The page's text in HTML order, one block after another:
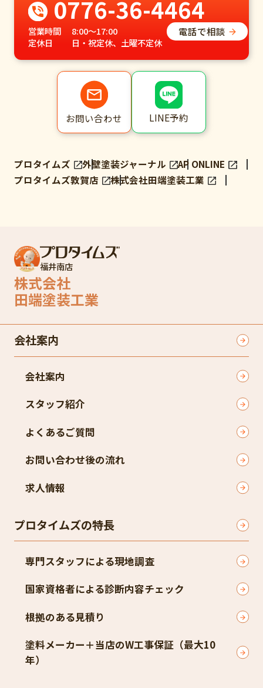
0776-36-4464
営業時間
8:00～17:00
定休日
日・祝定休、土曜不定休
電話で相談
お問い合わせ LINE予約
プロタイムズ 外壁塗装ジャーナル
AP ONLINE
プロタイムズ敦賀店
株式会社田端塗装工業
福井南店
株式会社
田端塗装工業
会社案内
会社案内
スタッフ紹介​
よくあるご質問​
お問い合わせ後の流れ​
求人情報
プロタイムズの特長
専門スタッフによる現地調査​
国家資格者による診断内容チェック​
根拠のある見積り​
塗料メーカー＋当店のW工事保証（最大10
年）​